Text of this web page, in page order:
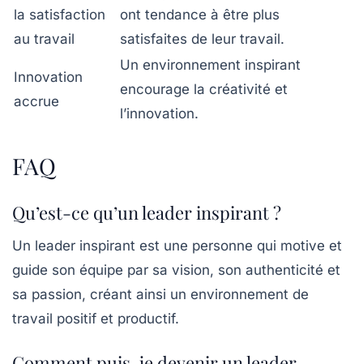
la satisfaction
au travail
ont tendance à être plus
satisfaites de leur travail.
Innovation
accrue
Un environnement inspirant
encourage la créativité et
l’innovation.
FAQ
Qu’est-ce qu’un leader inspirant ?
Un leader inspirant est une personne qui motive et
guide son équipe par sa vision, son authenticité et
sa passion, créant ainsi un environnement de
travail positif et productif.